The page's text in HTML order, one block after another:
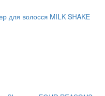
для волосся MILK SHAKE